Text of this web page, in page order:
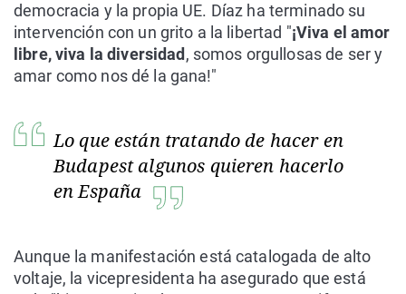
democracia y la propia UE. Díaz ha terminado su
intervención con un grito a la libertad "¡Viva el amor
libre, viva la diversidad , somos orgullosas de ser y
amar como nos dé la gana!"
Lo que están tratando de hacer en
Budapest algunos quieren hacerlo
en España
Aunque la manifestación está catalogada de alto
voltaje, la vicepresidenta ha asegurado que está